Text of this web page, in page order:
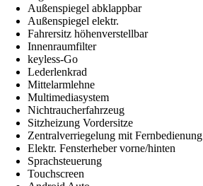
Außenspiegel abklappbar
Außenspiegel elektr.
Fahrersitz höhenverstellbar
Innenraumfilter
keyless-Go
Lederlenkrad
Mittelarmlehne
Multimediasystem
Nichtraucherfahrzeug
Sitzheizung Vordersitze
Zentralverriegelung mit Fernbedienung
Elektr. Fensterheber vorne/hinten
Sprachsteuerung
Touchscreen